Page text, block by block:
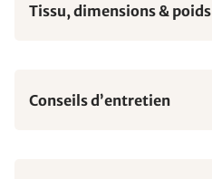
Tissu, dimensions & poids
Conseils d’entretien